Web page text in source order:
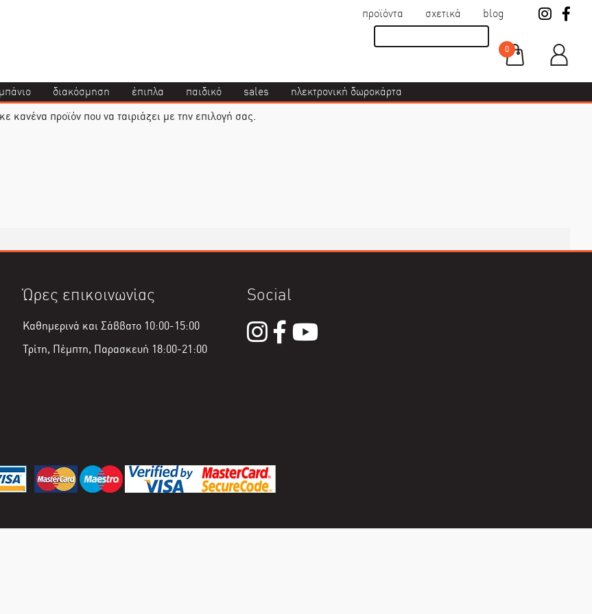
προϊόντα σχετικά blog
0
μπάνιο διακόσμηση έπιπλα παιδικό sales ηλεκτρονική δωροκάρτα
κανένα προϊόν που να ταιριάζει με την επιλογή σας.
Ώρες επικοινωνίας
Καθημερινά και Σάββατο 10:00-15:00
Τρίτη, Πέμπτη, Παρασκευή 18:00-21:00
Social